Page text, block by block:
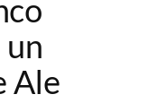
un
Ale